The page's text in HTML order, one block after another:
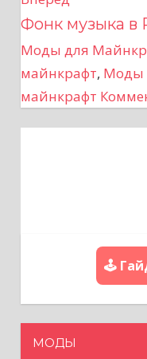
и
г
а
ц
з
Фонк музыка в
Моды для
майнкрафт, Моды
майнкрафт
🕹️
МОДЫ